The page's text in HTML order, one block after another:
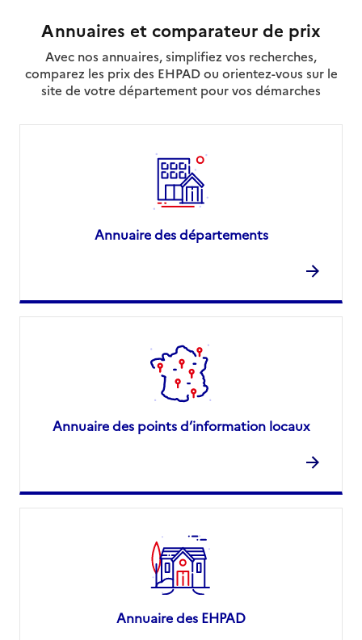
Annuaires et comparateur de prix
Avec nos annuaires, simplifiez vos recherches,
comparez les prix des EHPAD ou orientez-vous sur le
site de votre département pour vos démarches
Annuaire des départements
Annuaire des points d’information locaux
Annuaire des EHPAD